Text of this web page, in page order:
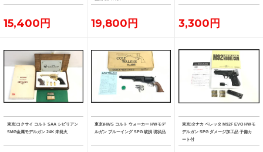
15,400円 19,800円 3,300円
東京)コクサイ コルト SAA シビリアン
SMG金属モデルガン 24K 未発火
東京)HWS コルト ウォーカー HWモデ
ルガン ブルーイング SPG 破損 現状品
東京)タナカ ベレッタ M92F EVO HWモ
デルガン SPG ダメージ加工品 予備カ
ート付